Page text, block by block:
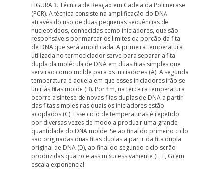
FIGURA 3. Técnica de Reação em Cadeia da Polimerase
(PCR). A técnica consiste na amplificação do DNA
através do uso de duas pequenas sequências de
nucleotídeos, conhecidas como iniciadores, que são
responsáveis por marcar os limites da porção da fita
de DNA que será amplificada. A primeira temperatura
utilizada no termociclador serve para separar a fita
dupla da molécula de DNA em duas fitas simples que
servirão como molde para os iniciadores (A). A segunda
temperatura é aquela em que esses iniciadores irão se
unir às fitas molde (B). Por fim, na terceira temperatura
ocorre a síntese de novas fitas duplas de DNA a partir
das fitas simples nas quais os iniciadores estão
acoplados (C). Esse ciclo de temperaturas é repetido
por diversas vezes de modo a produzir uma grande
quantidade do DNA molde. Se ao final do primeiro ciclo
são originadas duas fitas duplas a partir da fita dupla
original de DNA (D), ao final do segundo ciclo serão
produzidas quatro e assim sucessivamente (E, F, G) em
escala exponencial.